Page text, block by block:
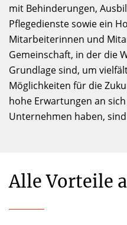
mit Behinderungen,
Pflegedienste sowie ein
Mitarbeiterinnen und
Gemeinschaft, in der die
Grundlage sind, um
Möglichkeiten für die
hohe Erwartungen an
Unternehmen haben,
Alle Vorteile